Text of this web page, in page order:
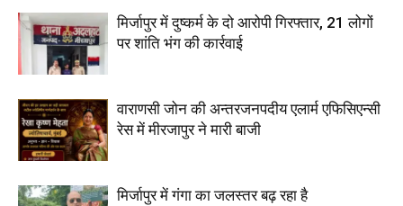
मिर्जापुर में दुष्कर्म के दो आरोपी गिरफ्तार, 21 लोगों
पर शांति भंग की कार्रवाई
वाराणसी जोन की अन्तरजनपदीय एलार्म एफिसिएन्सी
रेस में मीरजापुर ने मारी बाजी
मिर्जापुर में गंगा का जलस्तर बढ़ रहा है